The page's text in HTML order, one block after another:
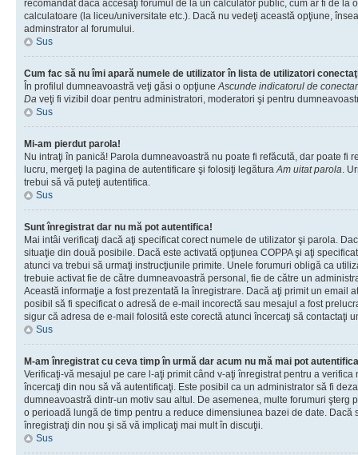
recomandat dacă accesaţi forumul de la un calculator public, cum ar fi de la
calculatoare (la liceu/universitate etc.). Dacă nu vedeţi această opţiune,
adminstrator al forumului.
Sus
Cum fac să nu îmi apară numele de utilizator în lista de utilizatori
În profilul dumneavoastră veţi găsi o opţiuneAscunde indicatorul de
Da veţi fi vizibil doar pentru administratori, moderatori şi pentru
Sus
Mi-am pierdut parola!
Nu intraţi în panică! Parola dumneavoastră nu poate fi refăcută, dar poate fi
lucru, mergeţi la pagina de autentificare şi folosiţi legăturaAm uitat parola.
trebui să vă puteţi autentifica.
Sus
Sunt înregistrat dar nu mă pot autentifica!
Mai intâi verificaţi dacă aţi specificat corect numele de utilizator şi parola.
situaţie din două posibile. Dacă este activată opţiunea COPPA şi aţi
atunci va trebui să urmaţi instrucţiunile primite. Unele forumuri obligă ca
trebuie activat fie de către dumneavoastră personal, fie de către un
Această informaţie a fost prezentată la înregistrare. Dacă aţi primit un email
posibil să fi specificat o adresă de e-mail incorectă sau mesajul a fost
sigur că adresa de e-mail folosită este corectă atunci încercaţi să contactaţi
Sus
M-am înregistrat cu ceva timp în urmă dar acum nu mă mai pot
Verificaţi-vă mesajul pe care l-aţi primit când v-aţi înregistrat pentru a
încercaţi din nou să vă autentificaţi. Este posibil ca un administrator să fi
dumneavoastră dintr-un motiv sau altul. De asemenea, multe forumuri şterg
o perioadă lungă de timp pentru a reduce dimensiunea bazei de date. Dacă
înregistraţi din nou şi să vă implicaţi mai mult în discuţii.
Sus